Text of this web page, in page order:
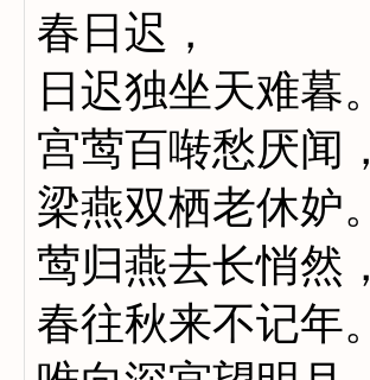
春日迟，
日迟独坐天难暮。
宫莺百啭愁厌闻，
梁燕双栖老休妒。
莺归燕去长悄然，
春往秋来不记年。